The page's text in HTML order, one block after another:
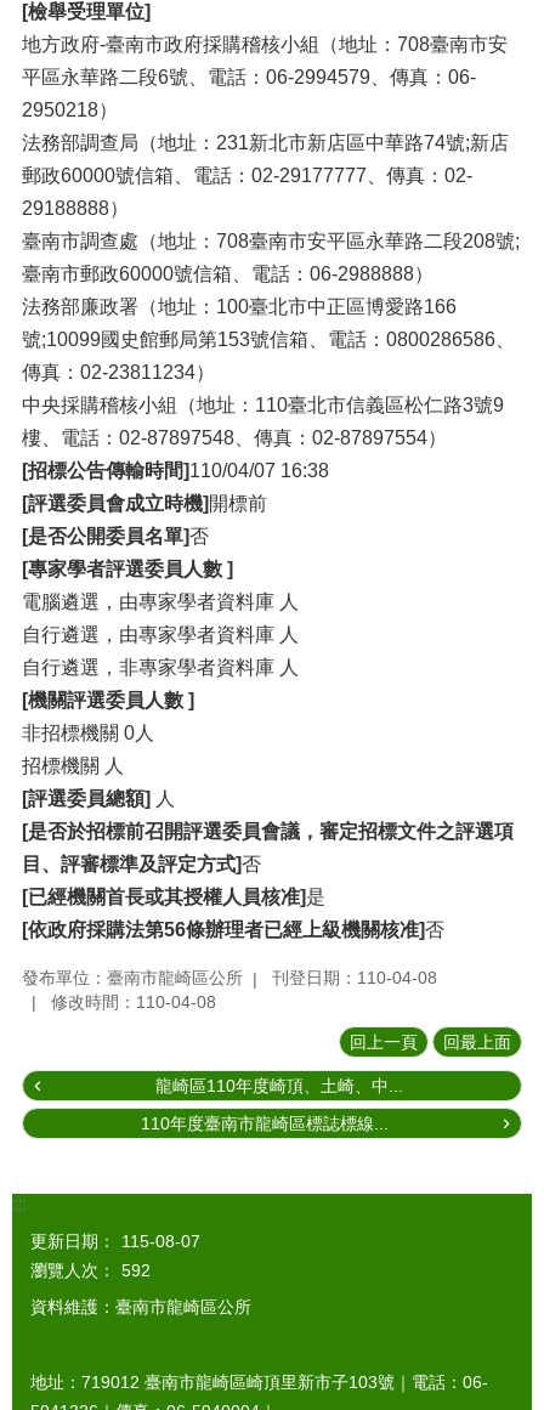
[檢舉受理單位]
地方政府-臺南市政府採購稽核小組（地址：708臺南市安
平區永華路二段6號、電話：06-2994579、傳真：06-
2950218）
法務部調查局（地址：231新北市新店區中華路74號;新店
郵政60000號信箱、電話：02-29177777、傳真：02-
29188888）
臺南市調查處（地址：708臺南市安平區永華路二段208號;
臺南市郵政60000號信箱、電話：06-2988888）
法務部廉政署（地址：100臺北市中正區博愛路166
號;10099國史館郵局第153號信箱、電話：0800286586、
傳真：02-23811234）
中央採購稽核小組（地址：110臺北市信義區松仁路3號9
樓、電話：02-87897548、傳真：02-87897554）
[招標公告傳輸時間]110/04/07 16:38
[評選委員會成立時機] 開標前
[是否公開委員名單]否
[專家學者評選委員人數 ]
電腦遴選，由專家學者資料庫 人
自行遴選，由專家學者資料庫 人
自行遴選，非專家學者資料庫 人
[機關評選委員人數 ]
非招標機關 0人
招標機關 人
[評選委員總額] 人
[是否於招標前召開評選委員會議，審定招標文件之評選項
目、評審標準及評定方式]否
[已經機關首長或其授權人員核准]是
[依政府採購法第56條辦理者已經上級機關核准]否
發布單位：臺南市龍崎區公所
刊登日期：110-04-08
修改時間：110-04-08
回上一頁 回最上面
龍崎區110年度崎頂、土崎、中...
110年度臺南市龍崎區標誌標線...
:::
更新日期：
115-08-07
瀏覽人次：
592
資料維護：臺南市龍崎區公所
地址：719012 臺南市龍崎區崎頂里新市子103號｜電話：06-